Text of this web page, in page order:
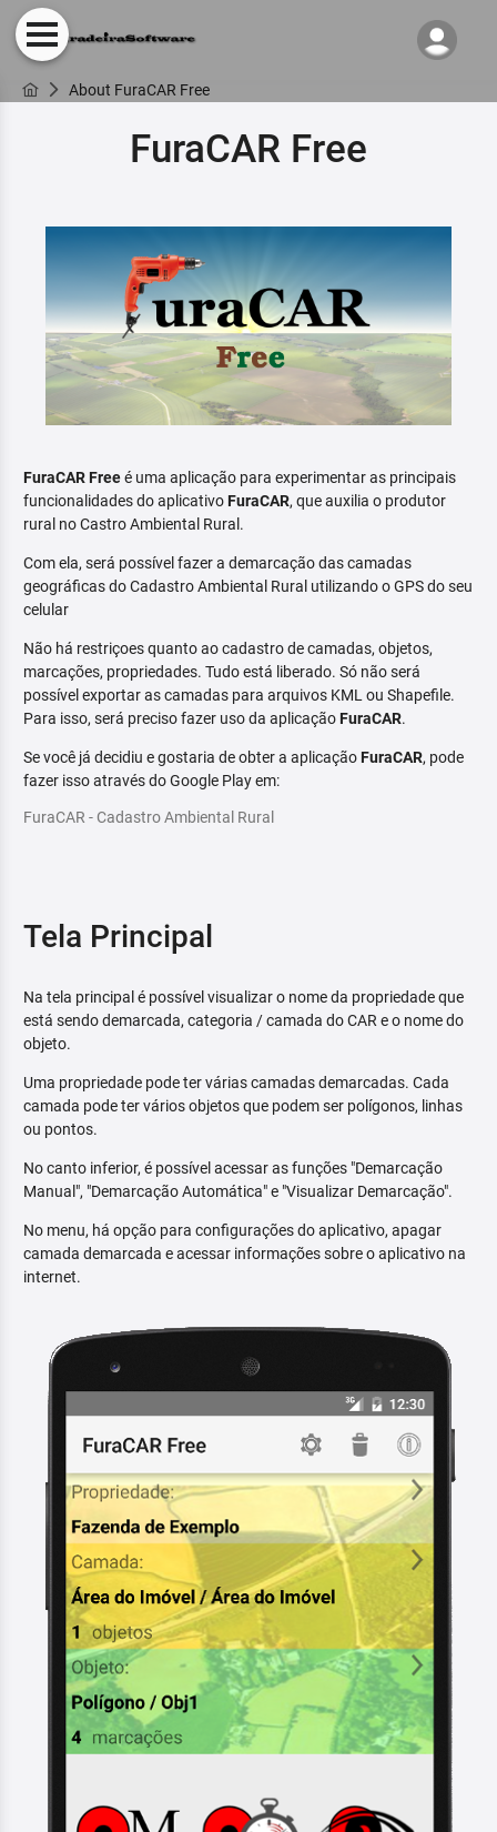
About FuraCAR Free
FuraCAR Free
FuraCAR Freeé uma aplicação para experimentar as principais
funcionalidades do aplicativoFuraCAR, que auxilia o produtor
rural no Castro Ambiental Rural.
Com ela, será possível fazer a demarcação das camadas
geográficas do Cadastro Ambiental Rural utilizando o GPS do seu
celular
Não há restriçoes quanto ao cadastro de camadas, objetos,
marcações, propriedades. Tudo está liberado. Só não será
possível exportar as camadas para arquivos KML ou Shapefile.
Para isso, será preciso fazer uso da aplicaçãoFuraCAR.
Se você já decidiu e gostaria de obter a aplicaçãoFuraCAR, pode
fazer isso através do Google Play em:
FuraCAR - Cadastro Ambiental Rural
Tela Principal
Na tela principal é possível visualizar o nome da propriedade que
está sendo demarcada, categoria / camada do CAR e o nome do
objeto.
Uma propriedade pode ter várias camadas demarcadas. Cada
camada pode ter vários objetos que podem ser polígonos, linhas
ou pontos.
No canto inferior, é possível acessar as funções "Demarcação
Manual", "Demarcação Automática" e "Visualizar Demarcação".
No menu, há opção para configurações do aplicativo, apagar
camada demarcada e acessar informações sobre o aplicativo na
internet.